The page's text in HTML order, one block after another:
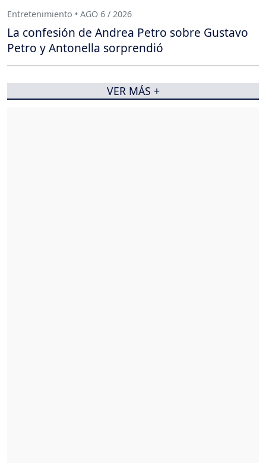
Entretenimiento • AGO 6 / 2026
La confesión de Andrea Petro sobre Gustavo
Petro y Antonella sorprendió
VER MÁS +